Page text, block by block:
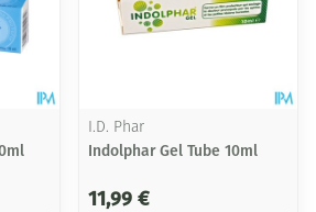
I.D. Phar
Indolphar Gel Tube 10ml
11,99 €